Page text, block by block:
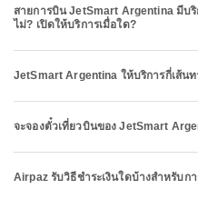
สายการบิน JetSmart Argentina มีบ
ไม่? เปิดให้บริการเมื่อใด?
JetSmart Argentina ให้บริการกี่เส้นท
จะจองตั๋วเที่ยวบินของ JetSmart
Airpaz รับวิธีชำระเงินใดบ้างสำหรับ